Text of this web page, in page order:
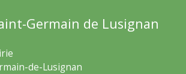
Germain de Lusignan
de-Lusignan